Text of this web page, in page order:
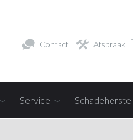
Contact Afspraak
Service Schadeherstel